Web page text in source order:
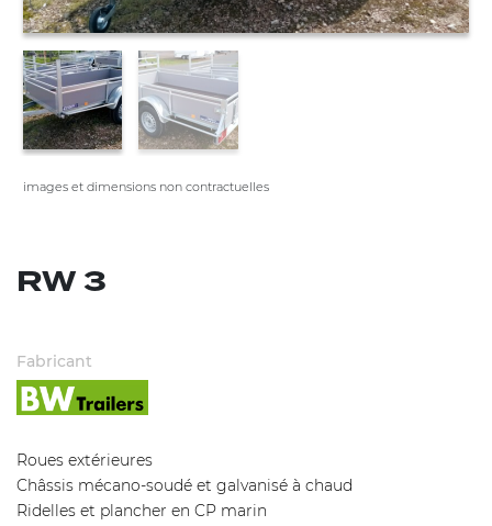
images et dimensions non contractuelles
RW 3
Fabricant
Roues extérieures
Châssis mécano-soudé et galvanisé à chaud
Ridelles et plancher en CP marin